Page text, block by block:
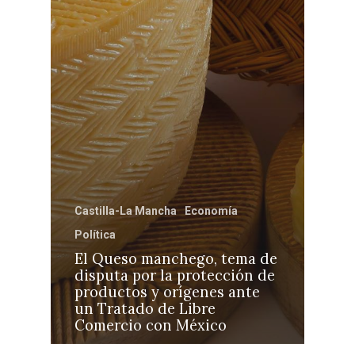
Castilla-La Mancha
Economía
Política
El Queso manchego, tema de
disputa por la protección de
productos y orígenes ante
un Tratado de Libre
Comercio con México